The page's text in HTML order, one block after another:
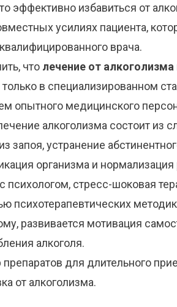
эффективно избавиться от
усилиях пациента,
врача.
что лечение от алкоголизма
в специализированном
опытного медицинского
алкоголизма состоит из
запоя, устранение
организма и
психологом, стресс-шоковая
психотерапевтических
развивается мотивация
алкоголя.
для длительного
от алкоголизма.